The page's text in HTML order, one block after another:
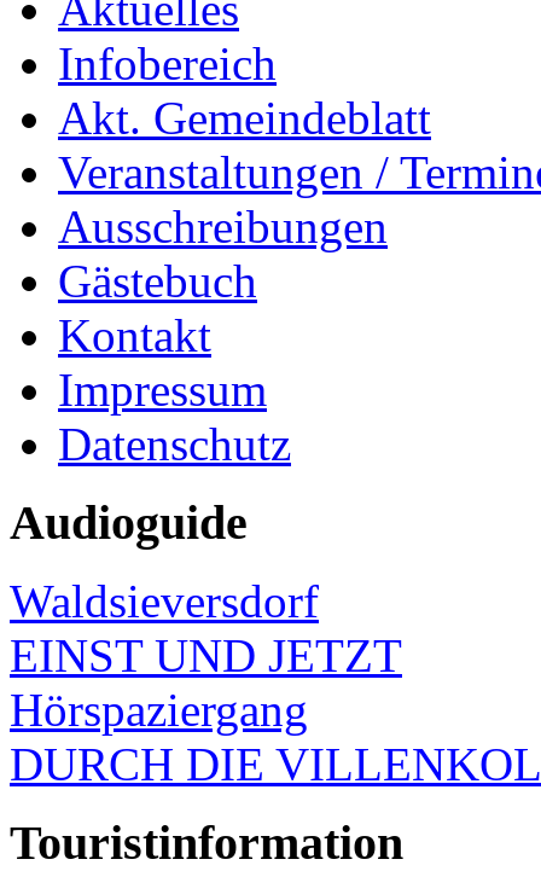
Infobereich
Akt. Gemeindeblatt
Veranstaltungen /
Ausschreibungen
Gästebuch
Kontakt
Impressum
Datenschutz
Audioguide
Waldsieversdorf
EINST UND JETZT
Hörspaziergang
DURCH DIE
Touristinformation